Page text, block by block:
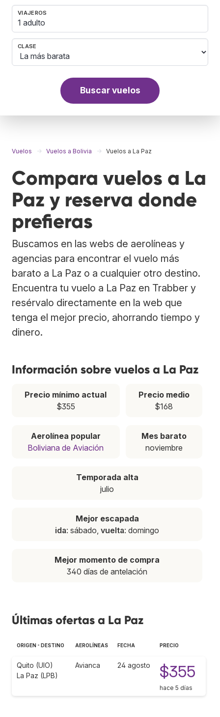
VIAJEROS
1 adulto
CLASE
Buscar vuelos
Vuelos Vuelos a Bolivia Vuelos a La Paz
Compara vuelos a La
Paz y reserva donde
prefieras
Buscamos en las webs de aerolíneas y
agencias para encontrar el vuelo más
barato a La Paz o a cualquier otro destino.
Encuentra tu vuelo a La Paz en Trabber y
resérvalo directamente en la web que
tenga el mejor precio, ahorrando tiempo y
dinero.
Información sobre vuelos a La Paz
Precio mínimo actual
$355
Precio medio
$168
Aerolínea popular
Boliviana de Aviación
Mes barato
noviembre
Temporada alta
julio
Mejor escapada
ida: sábado, vuelta: domingo
Mejor momento de compra
340 días de antelación
Últimas ofertas a La Paz
ORIGEN - DESTINO AEROLÍNEAS FECHA PRECIO
Quito (UIO)
La Paz (LPB)
Avianca 24 agosto $355
hace 5 días